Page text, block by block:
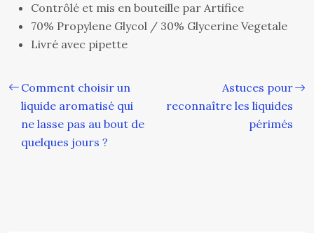
Contrôlé et mis en bouteille par Artifice
70% Propylene Glycol / 30% Glycerine Vegetale
Livré avec pipette
Comment choisir un
liquide aromatisé qui
ne lasse pas au bout de
quelques jours ?
Astuces pour
reconnaître les liquides
périmés